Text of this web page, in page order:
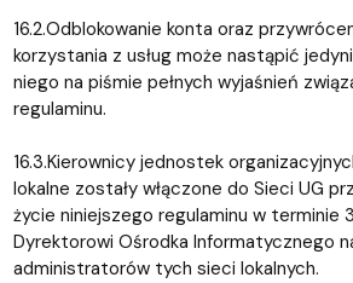
16.2.Odblokowanie konta oraz
korzystania z usług może nastąpić
niego na piśmie pełnych wyjaśnień
regulaminu.
16.3.Kierownicy jednostek
lokalne zostały włączone do Sieci UG
życie niniejszego regulaminu w terminie
Dyrektorowi Ośrodka Informatycznego
administratorów tych sieci lokalnych.